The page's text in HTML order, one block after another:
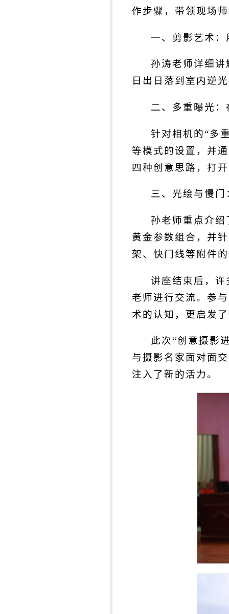
作步骤，带领现场
一、剪影艺术
孙涛老师详细
日出日落到室内逆
二、多重曝光
针对相机的“多
等模式的设置，并
四种创意思路，打
三、光绘与慢门
孙老师重点介
黄金参数组合，并
架、快门线等附件
讲座结束后，
老师进行交流。参
术的认知，更启发
此次“创意摄影
与摄影名家面对面
注入了新的活力。